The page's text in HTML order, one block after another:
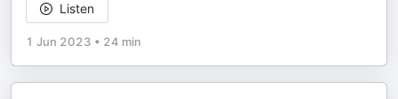
Listen
1 Jun 2023 • 24 min